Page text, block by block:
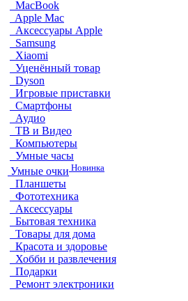
MacBook
Apple Mac
Аксессуары Apple
Samsung
Xiaomi
Уценённый товар
Dyson
Игровые приставки
Смартфоны
Аудио
ТВ и Видео
Компьютеры
Умные часы
Умные очки Новинка
Планшеты
Фототехника
Аксессуары
Бытовая техника
Товары для дома
Красота и здоровье
Хобби и развлечения
Подарки
Ремонт электроники